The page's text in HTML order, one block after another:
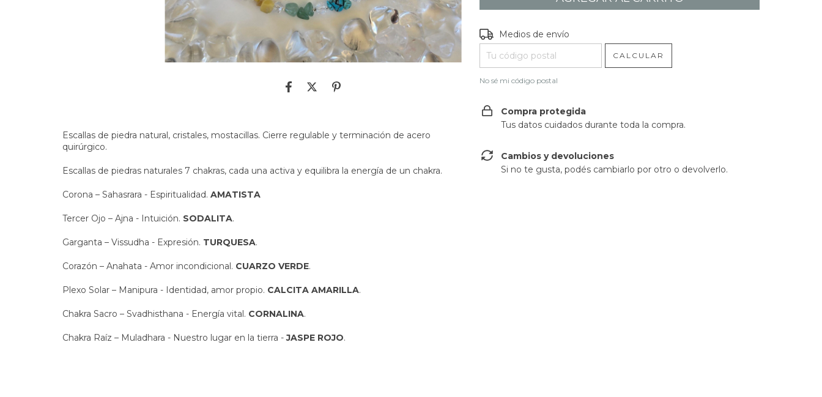
Escallas de piedra natural, cristales, mostacillas. Cierre regulable y terminación de acero
quirúrgico.
Escallas de piedras naturales 7 chakras, cada una activa y equilibra la energía de un chakra.
Corona – Sahasrara - Espiritualidad. AMATISTA
Tercer Ojo – Ajna - Intuición. SODALITA.
Garganta – Vissudha - Expresión. TURQUESA.
Corazón – Anahata - Amor incondicional. CUARZO VERDE.
Plexo Solar – Manipura - Identidad, amor propio. CALCITA AMARILLA.
Chakra Sacro – Svadhisthana - Energía vital. CORNALINA.
Chakra Raíz – Muladhara - Nuestro lugar en la tierra -JASPE ROJO.
Entregas para el CP:
Medios de envío
CALCULAR
No sé mi código postal
Compra protegida
Tus datos cuidados durante toda la compra.
Cambios y devoluciones
Si no te gusta, podés cambiarlo por otro o devolverlo.